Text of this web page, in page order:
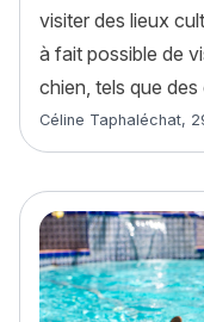
visiter des lieux
à fait possible de
chien, tels que
Article rédigé par
Céline Taphaléchat,